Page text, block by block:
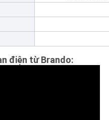
điện từ Brando: